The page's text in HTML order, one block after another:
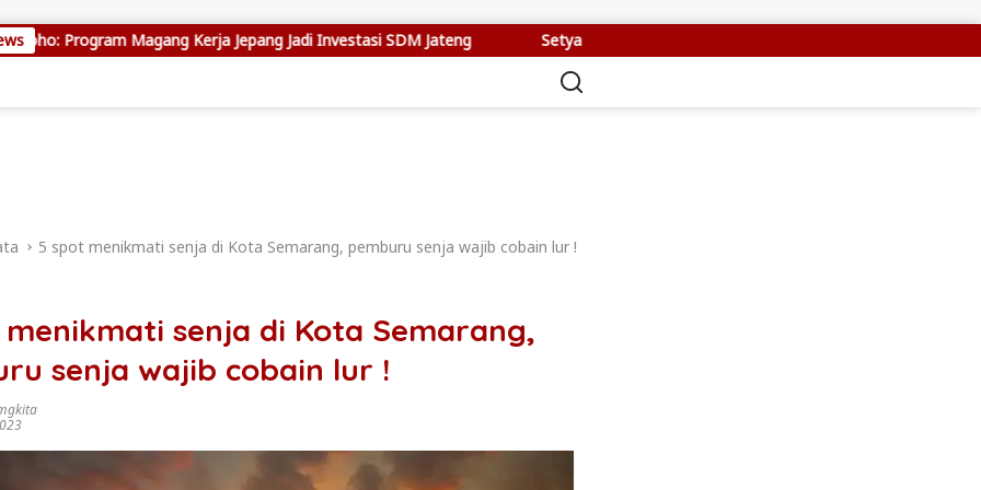
Magang Kerja Jepang Jadi Investasi SDM Jateng Setya Arinugroho Dorong Sistem Deteksi Dini Industri, Cegah PHK Massal
5 spot menikmati senja di Kota Semarang, pemburu senja wajib cobain lur !
senja di Kota Semarang,
senja wajib cobain lur !